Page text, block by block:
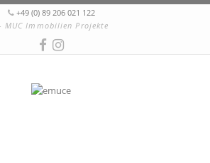
+49 (0) 89 206 021 122
MUC Immobilien Projekte